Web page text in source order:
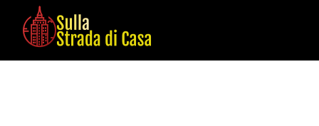
main
primary
footer
Sulla